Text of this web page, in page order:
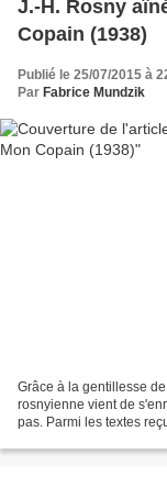
J.-H. Rosny
Copain (1938)
Publié le 25/07/2015 à
Par Fabrice Mundzik
Grâce à la gentillesse
rosnyienne vient de
pas. Parmi les textes